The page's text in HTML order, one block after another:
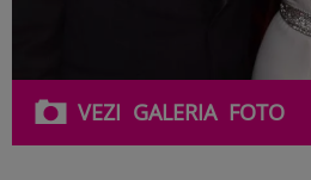
VEZI GALERIAFOTO